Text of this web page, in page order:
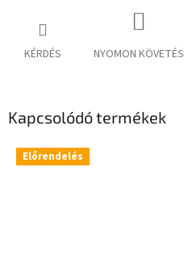
KÉRDÉS NYOMON KÖVETÉS
Kapcsolódó termékek
Előrendelés